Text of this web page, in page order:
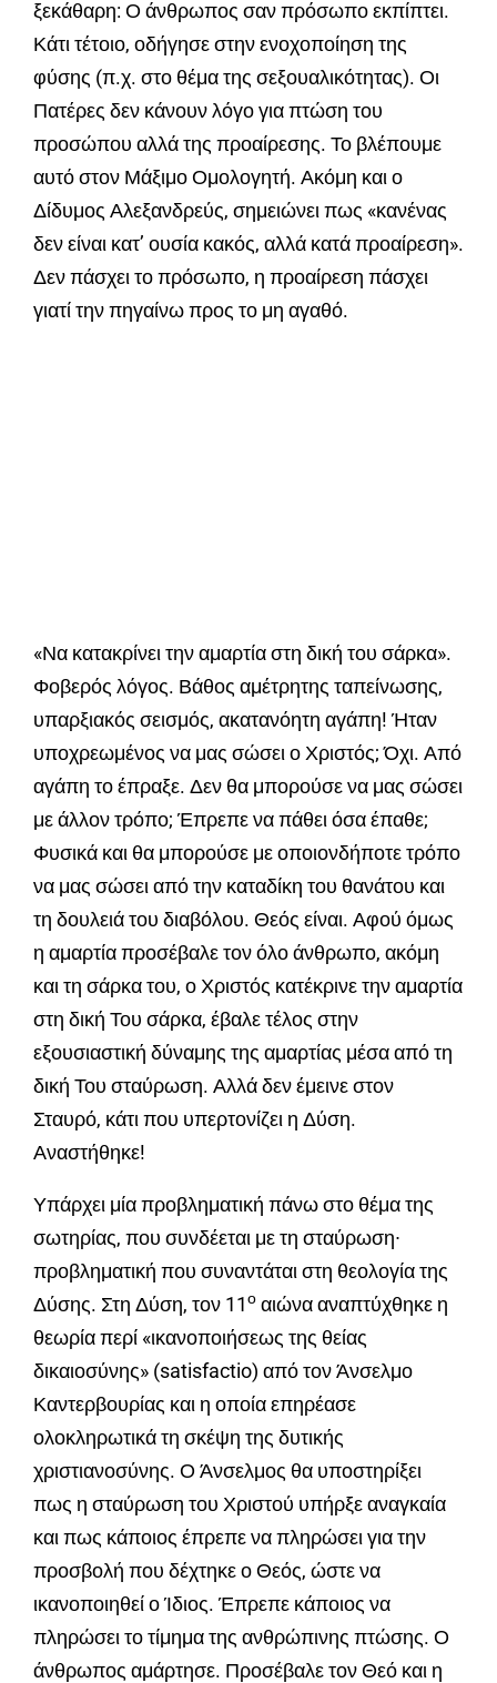
ξεκάθαρη: Ο άνθρωπος σαν πρόσωπο εκπίπτει.
Κάτι τέτοιο, οδήγησε στην ενοχοποίηση της
φύσης (π.χ. στο θέμα της σεξουαλικότητας). Οι
Πατέρες δεν κάνουν λόγο για πτώση του
προσώπου αλλά της προαίρεσης. Το βλέπουμε
αυτό στον Μάξιμο Ομολογητή. Ακόμη και ο
Δίδυμος Αλεξανδρεύς, σημειώνει πως «κανένας
δεν είναι κατ’ ουσία κακός, αλλά κατά προαίρεση».
Δεν πάσχει το πρόσωπο, η προαίρεση πάσχει
γιατί την πηγαίνω προς το μη αγαθό.
«Να κατακρίνει την αμαρτία στη δική του σάρκα».
Φοβερός λόγος. Βάθος αμέτρητης ταπείνωσης,
υπαρξιακός σεισμός, ακατανόητη αγάπη! Ήταν
υποχρεωμένος να μας σώσει ο Χριστός; Όχι. Από
αγάπη το έπραξε. Δεν θα μπορούσε να μας σώσει
με άλλον τρόπο; Έπρεπε να πάθει όσα έπαθε;
Φυσικά και θα μπορούσε με οποιονδήποτε τρόπο
να μας σώσει από την καταδίκη του θανάτου και
τη δουλειά του διαβόλου. Θεός είναι. Αφού όμως
η αμαρτία προσέβαλε τον όλο άνθρωπο, ακόμη
και τη σάρκα του, ο Χριστός κατέκρινε την αμαρτία
στη δική Του σάρκα, έβαλε τέλος στην
εξουσιαστική δύναμης της αμαρτίας μέσα από τη
δική Του σταύρωση. Αλλά δεν έμεινε στον
Σταυρό, κάτι που υπερτονίζει η Δύση.
Αναστήθηκε!
Υπάρχει μία προβληματική πάνω στο θέμα της
σωτηρίας, που συνδέεται με τη σταύρωση∙
προβληματική που συναντάται στη θεολογία της
Δύσης. Στη Δύση, τον 11ο αιώνα αναπτύχθηκε η
θεωρία περί «ικανοποιήσεως της θείας
δικαιοσύνης» (satisfactio) από τον Άνσελμο
Καντερβουρίας και η οποία επηρέασε
ολοκληρωτικά τη σκέψη της δυτικής
χριστιανοσύνης. Ο Άνσελμος θα υποστηρίξει
πως η σταύρωση του Χριστού υπήρξε αναγκαία
και πως κάποιος έπρεπε να πληρώσει για την
προσβολή που δέχτηκε ο Θεός, ώστε να
ικανοποιηθεί ο Ίδιος. Έπρεπε κάποιος να
πληρώσει το τίμημα της ανθρώπινης πτώσης. Ο
άνθρωπος αμάρτησε. Προσέβαλε τον Θεό και η